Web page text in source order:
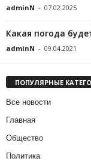
adminN - 07.02.2025
Какая погода
adminN - 09.04.2021
ПОПУЛЯРНЫЕ
Все новости
Главная
Общество
Политика